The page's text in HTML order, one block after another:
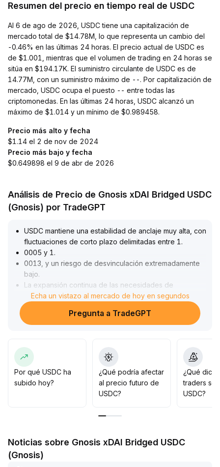
Resumen del precio en tiempo real de USDC
Al 6 de ago de 2026, USDC tiene una capitalización de
mercado total de $14.78M, lo que representa un cambio del
-0.46% en las últimas 24 horas. El precio actual de USDC es
de $1.001, mientras que el volumen de trading en 24 horas se
sitúa en $194.17K. El suministro circulante de USDC es de
14.77M, con un suministro máximo de --. Por capitalización de
mercado, USDC ocupa el puesto -- entre todas las
criptomonedas. En las últimas 24 horas, USDC alcanzó un
máximo de $1.014 y un mínimo de $0.989458.
Precio más alto y fecha
$1.14 el 2 de nov de 2024
Precio más bajo y fecha
$0.649898 el 9 de abr de 2026
Análisis de Precio de Gnosis xDAI Bridged USDC
(Gnosis) por TradeGPT
USDC mantiene una estabilidad de anclaje muy alta, con
fluctuaciones de corto plazo delimitadas entre 1.
0005 y 1.
0013, y un riesgo de desvinculación extremadamente
bajo.
La expansión continua de las necesidades de
configuración institucional y escenarios de liquidación
impulsa la actividad del mercado
Aunque enfrenta presión por nuevas redes
base ecológica y su ventaja pionera
En el ámbito regulatorio, la legislación en Estados
Unidos avanza rápidamente y el marco de cumplimiento
se vuelve cada vez más claro, estableciendo la base
para que USDC se integre al sistema financiero
Se recomienda adoptar una estrategia de
atentos a oportunidades de posicionamiento a mediano
y largo plazo durante las correcciones del mercado
Echa un vistazo al mercado de hoy en segundos
Pregunta a TradeGPT
Por qué USDC ha
subido hoy?
¿Qué podría afectar
al precio futuro de
USDC?
¿Qué
traders
USDC?
Noticias sobre Gnosis xDAI Bridged USDC
(Gnosis)